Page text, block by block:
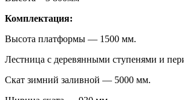
Комплектация:
Высота платформы — 1500 мм.
Лестница с деревянными ступенями и
Скат зимний заливной — 5000 мм.